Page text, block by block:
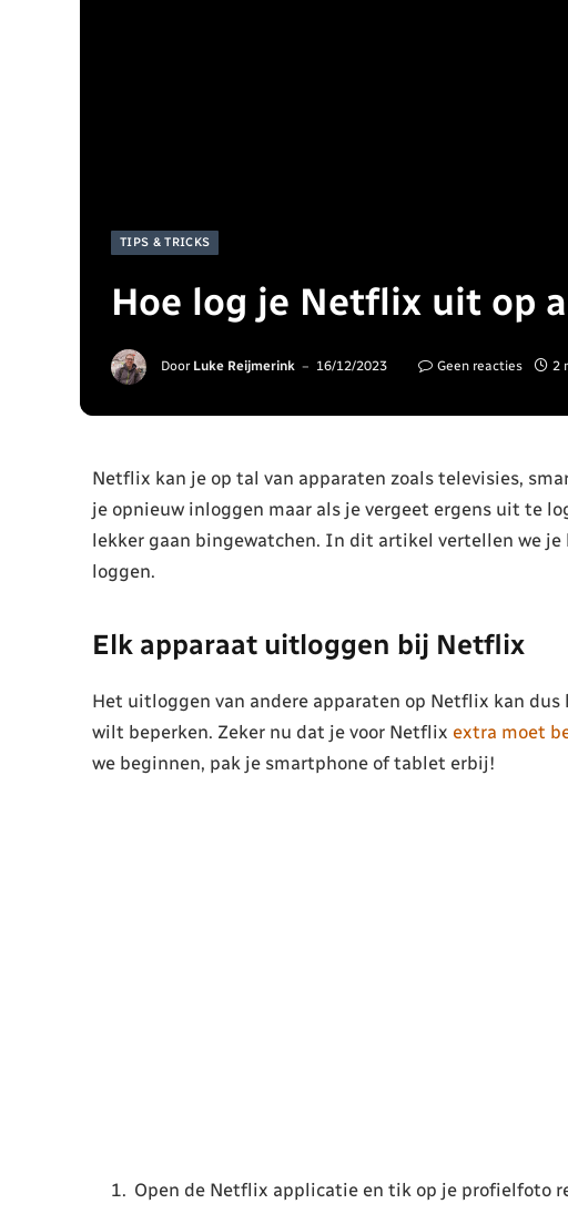
TIPS & TRICKS
Hoe log je Netflix uit op
Door Luke Reijmerink 16/12/2023 Geen reacties 2
Netflix kan je op tal van apparaten zoals televisies,
je opnieuw inloggen maar als je vergeet ergens uit te
lekker gaan bingewatchen. In dit artikel vertellen we
loggen.
Elk apparaat uitloggen bij Netflix
Het uitloggen van andere apparaten op Netflix kan
wilt beperken. Zeker nu dat je voor Netflix extra moet
we beginnen, pak je smartphone of tablet erbij!
Open de Netflix applicatie en tik op je profielfoto